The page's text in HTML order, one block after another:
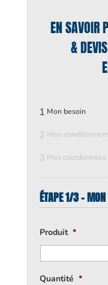
EN SAVOIR
&
1 Mon besoin
2 Mon
3 Mes coordonnées
ÉTAPE 1/3 - MON
Produit *
Quantité *